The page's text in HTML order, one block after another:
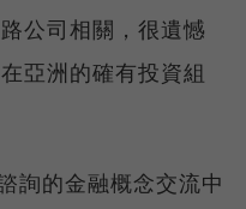
公司相關，很遺憾
亞洲的確有投資組
詢的金融概念交流中